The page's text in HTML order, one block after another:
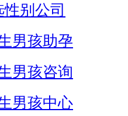
别公司
男孩助孕
男孩咨询
男孩中心